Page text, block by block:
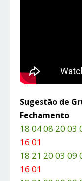
Sugestão de
Fechamento
18 04 08 20 03
16 01
18 21 20 03 09
16 01